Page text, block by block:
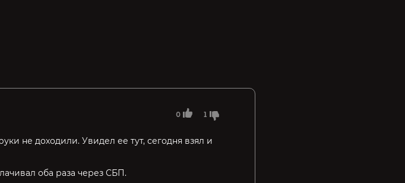
0 1
не доходили. Увидел ее тут, сегодня взял и
оба раза через СБП.